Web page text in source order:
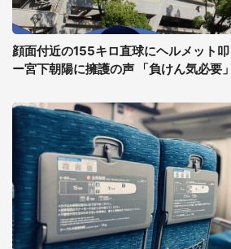
顔面付近の155キロ直球にヘルメット
ー宮下朝陽に擁護の声 「負けん気必要